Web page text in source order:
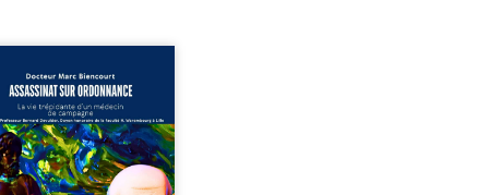
sur ordonnance –
trépidante d’un médecin
est la réédition
et actualisée du
du Docteur Marc
ancien médecin de
qui revient sur son